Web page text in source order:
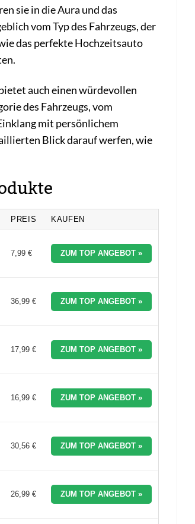
sie in die Aura und das
vom Typ des Fahrzeugs, der
das perfekte Hochzeitsauto
auch einen würdevollen
des Fahrzeugs, vom
mit persönlichem
Blick darauf werfen, wie
PREIS KAUFEN
7,99 € ZUM TOP ANGEBOT »
36,99 € ZUM TOP ANGEBOT »
17,99 € ZUM TOP ANGEBOT »
16,99 € ZUM TOP ANGEBOT »
30,56 € ZUM TOP ANGEBOT »
26,99 € ZUM TOP ANGEBOT »